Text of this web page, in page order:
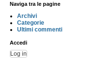
Naviga tra le pagine
Archivi
Categorie
Ultimi commenti
Accedi
Log in